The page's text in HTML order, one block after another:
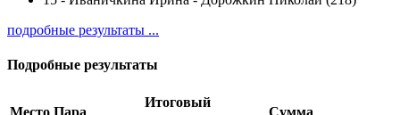
подробные результаты ...
Подробные результаты
Итоговый